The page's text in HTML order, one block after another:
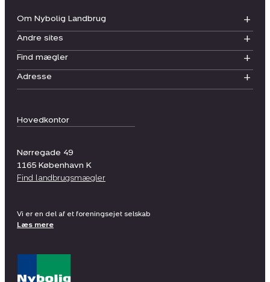
Hovedkontor
Nørregade 49
1165 København K
Find landbrugsmægler
Om Nybolig Landbrug
Andre sites
Find mægler
Adresse
Vi er en del af et foreningsejet selskab
Læs mere